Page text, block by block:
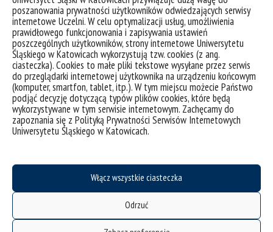
poszanowania prywatności użytkowników odwiedzających serwisy
internetowe Uczelni. W celu optymalizacji usług, umożliwienia
prawidłowego funkcjonowania i zapisywania ustawień
poszczególnych użytkowników, strony internetowe Uniwersytetu
Śląskiego w Katowicach wykorzystują tzw. cookies (z ang.
ciasteczka). Cookies to małe pliki tekstowe wysyłane przez serwis
do przeglądarki internetowej użytkownika na urządzeniu końcowym
(komputer, smartfon, tablet, itp.). W tym miejscu możecie Państwo
podjąć decyzję dotyczącą typów plików cookies, które będą
wykorzystywane w tym serwisie internetowym. Zachęcamy do
zapoznania się z Polityką Prywatności Serwisów Internetowych
Uniwersytetu Śląskiego w Katowicach.
Włącz wszystkie ciasteczka
Odrzuć
Trzecie piętro obejmie strefę specjalizacyjnych laboratoriów i
pracowni dedykowanych szeroko pojętej mikrobiologii,
biochemii, toksykologii i biotechnologii środowiskowej, opartej o
wykorzystanie mikroorganizmów: bakterii i grzybów
jednokomórkowych. Z głównego holu komunikacyjnego na tym
piętrze będzie można również wejść na patio, które służyć będzie
zarówno studentom jak i pracownikom CBB jako strefa relaksu.
Na czwartym piętrze zlokalizowany będzie szereg
oraz zwierzęcych kultur tkankowych. Na tym poziomie budynku
znajdzie swoje miejsce również Pracownia Dokumentacji
Botanicznej – Zielnik Naukowy, który zostanie przeniesiony do
CBB z budynków Uniwersytetu zlokalizowanych w Chorzowie.